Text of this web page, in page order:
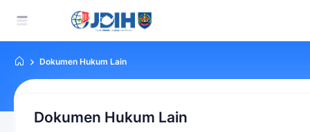
Dokumen Hukum Lain
Dokumen Hukum Lain